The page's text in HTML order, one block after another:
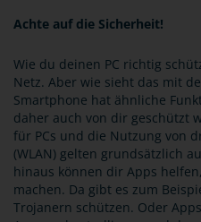
Achte auf die Sicherheit!
Wie du deinen PC richtig
Netz. Aber wie sieht das mit
Smartphone hat ähnliche
daher auch von dir geschützt
für PCs und die Nutzung von
(WLAN) gelten grundsätzlich
hinaus können dir Apps
machen. Da gibt es zum
Trojanern schützen. Oder